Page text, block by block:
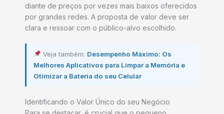
diante de preços por vezes mais baixos oferecidos
por grandes redes. A proposta de valor deve ser
clara e ressoar com o público-alvo escolhido.
Veja também: Desempenho Máximo: Os
Melhores Aplicativos para Limpar a Memória e
Otimizar a Bateria do seu Celular
Identificando o Valor Único do seu Negócio